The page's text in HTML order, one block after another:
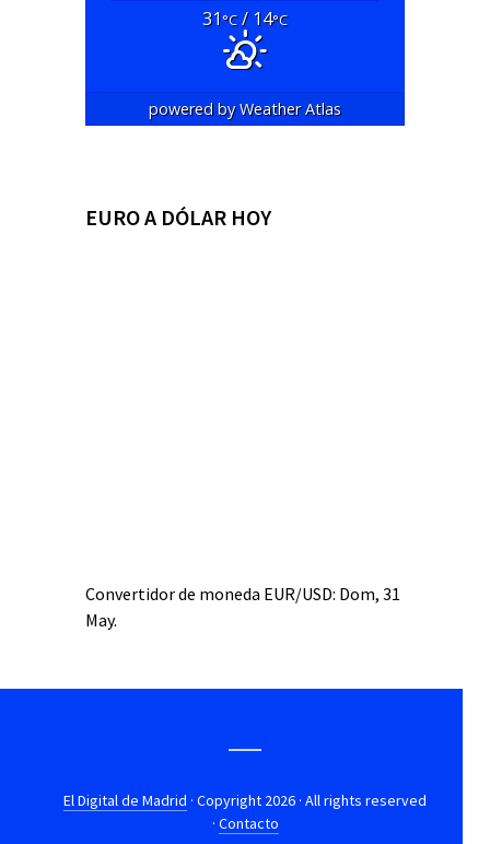
31°C/ 14°C
powered byWeather Atlas
EURO A DÓLAR HOY
Convertidor de moneda EUR/USD: Dom, 31
May.
El Digital de Madrid · Copyright 2026 · All rights reserved
· Contacto